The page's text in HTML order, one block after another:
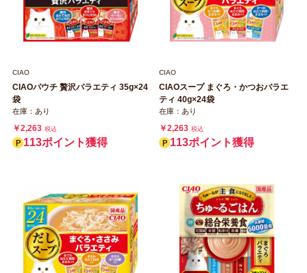
CIAO
CIAOパウチ 贅沢バラエティ 35g×24
袋
在庫：あり
￥2,263 税込
113ポイント獲得
CIAO
CIAOスープ まぐろ・かつおバラエ
ティ 40g×24袋
在庫：あり
￥2,263 税込
113ポイント獲得